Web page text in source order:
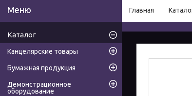
Главная
Каталог
Канцелярские товары
Бумажная продукция
Демонстрационное
оборудование